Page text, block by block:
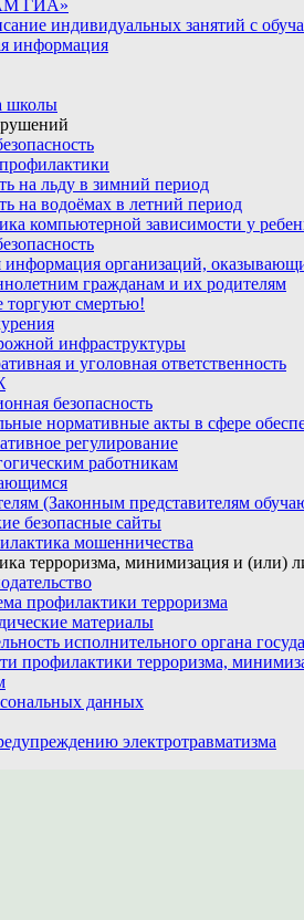
ГИА»
индивидуальных занятий с
информация
школы
на льду в зимний период
на водоёмах в летний период
компьютерной зависимости у
информация организаций,
гражданам и их родителям
торгуют смертью!
инфраструктуры
и уголовная ответственность
безопасность
нормативные акты в сфере
регулирование
работникам
(Законным представителям
безопасные сайты
мошенничества
терроризма, минимизация и (или)
профилактики терроризма
материалы
исполнительного органа
профилактики терроризма,
данных
электротравматизма